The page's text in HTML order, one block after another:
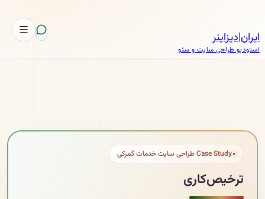
ایران|دیزاینر
استودیو طراحی سایت و سئو
Case Study طراحی سایت خدمات گمرکی
ترخیص‌کاری